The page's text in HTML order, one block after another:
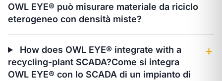
OWL EYE® può misurare materiale da riciclo
eterogeneo con densità miste?
How does OWL EYE® integrate with a
recycling-plant SCADA?Come si integra
OWL EYE® con lo SCADA di un impianto di
＋